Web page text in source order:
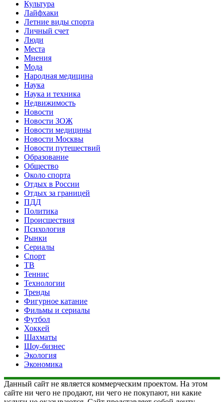
Культура
Лайфхаки
Летние виды спорта
Личный счет
Люди
Места
Мнения
Мода
Народная медицина
Наука
Наука и техника
Недвижимость
Новости
Новости ЗОЖ
Новости медицины
Новости Москвы
Новости путешествий
Образование
Общество
Около спорта
Отдых в России
Отдых за границей
ПДД
Политика
Происшествия
Психология
Рынки
Сериалы
Спорт
ТВ
Теннис
Технологии
Тренды
Фигурное катание
Фильмы и сериалы
Футбол
Хоккей
Шахматы
Шоу-бизнес
Экология
Экономика
Данный сайт не является коммерческим проектом. На этом
сайте ни чего не продают, ни чего не покупают, ни какие